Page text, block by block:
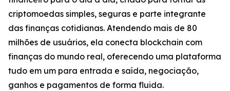
criptomoedas simples, seguras e parte integrante
das finanças cotidianas. Atendendo mais de 80
milhões de usuários, ela conecta blockchain com
finanças do mundo real, oferecendo uma plataforma
tudo em um para entrada e saída, negociação,
ganhos e pagamentos de forma fluida.